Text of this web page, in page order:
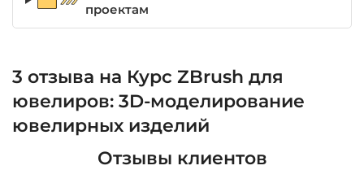
проектам
3 отзыва на Курс ZBrush для
ювелиров: 3D-моделирование
ювелирных изделий
Отзывы клиентов